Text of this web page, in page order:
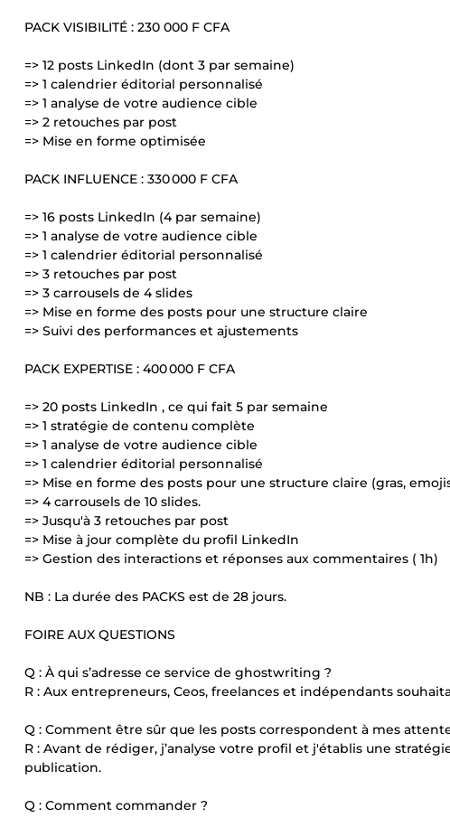
PACK VISIBILITÉ : 230 000 F CFA
=> 12 posts LinkedIn (dont 3 par semaine)
=> 1 calendrier éditorial personnalisé
=> 1 analyse de votre audience cible
=> 2 retouches par post
=> Mise en forme optimisée
PACK INFLUENCE : 330 000 F CFA
=> 16 posts LinkedIn (4 par semaine)
=> 1 analyse de votre audience cible
=> 1 calendrier éditorial personnalisé
=> 3 retouches par post
=> 3 carrousels de 4 slides
=> Mise en forme des posts pour une structure claire
=> Suivi des performances et ajustements
PACK EXPERTISE : 400 000 F CFA
=> 20 posts LinkedIn , ce qui fait 5 par semaine
=> 1 stratégie de contenu complète
=> 1 analyse de votre audience cible
=> 1 calendrier éditorial personnalisé
=> Mise en forme des posts pour une structure claire (gras,
=> 4 carrousels de 10 slides.
=> Jusqu'à 3 retouches par post
=> Mise à jour complète du profil LinkedIn
=> Gestion des interactions et réponses aux commentaires ( 1h)
NB : La durée des PACKS est de 28 jours.
FOIRE AUX QUESTIONS
Q : À qui s’adresse ce service de ghostwriting ?
R : Aux entrepreneurs, Ceos, freelances et indépendants
Q : Comment être sûr que les posts correspondent à mes
R : Avant de rédiger, j’analyse votre profil et j'établis une
publication.
Q : Comment commander ?